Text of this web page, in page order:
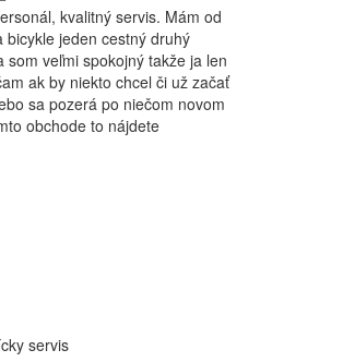
kvalitný servis. Mám od
bicykle jeden cestný druhý
som veľmi spokojný takže ja len
ak by niekto chcel či už začať
sa pozerá po niečom novom
obchode to nájdete
servis